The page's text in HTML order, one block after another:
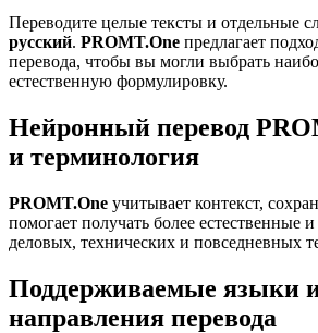
Переводите целые тексты и отдельные
русский. PROMT.One предлагает
перевода, чтобы вы могли выбрать
естественную формулировку.
Нейронный перевод
и терминология
PROMT.One учитывает контекст,
помогает получать более естественные
деловых, технических и повседневных
Поддерживаемые языки
направления перевода